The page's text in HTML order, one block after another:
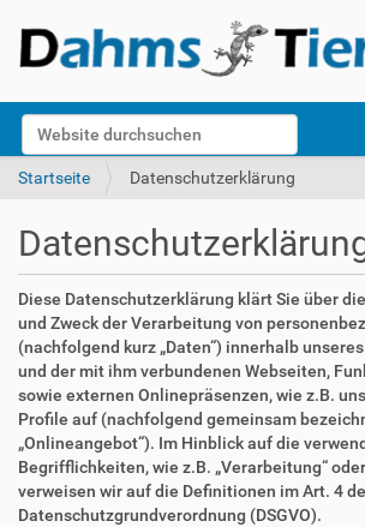
Website durchsuchen
k
Startseite Datenschutzerklärung
Diese Datenschutzerklärung klärt Sie über
und Zweck der Verarbeitung von
(nachfolgend kurz „Daten“) innerhalb
und der mit ihm verbundenen Webseiten,
sowie externen Onlinepräsenzen, wie z.B.
Profile auf (nachfolgend gemeinsam
„Onlineangebot“). Im Hinblick auf die
Begrifflichkeiten, wie z.B. „Verarbeitung“
verweisen wir auf die Definitionen im Art. 4
Datenschutzgrundverordnung (DSGVO).